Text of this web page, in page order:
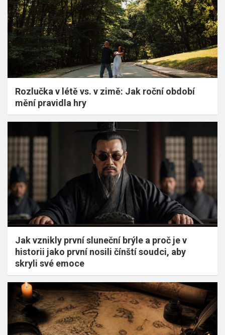
Rozlučka v létě vs. v zimě: Jak roční období
mění pravidla hry
Jak vznikly první sluneční brýle a proč je v
historii jako první nosili čínští soudci, aby
skryli své emoce